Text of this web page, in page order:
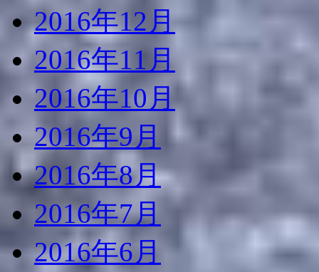
2016年12月
2016年11月
2016年10月
2016年9月
2016年8月
2016年7月
2016年6月